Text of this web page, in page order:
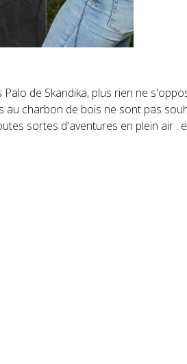
de Skandika, plus rien ne
au charbon de bois ne sont pas
sortes d'aventures en plein air :